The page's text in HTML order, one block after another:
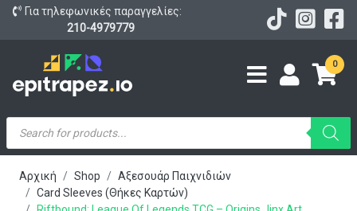
Για τηλεφωνικές παραγγελίες:
210-4979779
0
Products
search
Αρχική Shop
Αξεσουάρ Παιχνιδιών
Card Sleeves (Θήκες Καρτών)